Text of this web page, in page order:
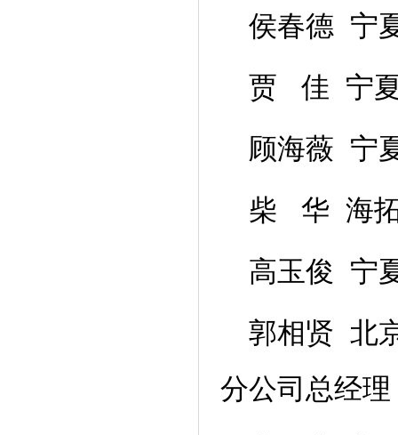
侯春德 宁
贾 佳 宁夏
顾海薇 宁
柴 华 海拓
高玉俊 宁
郭相贤 北
分公司总经理